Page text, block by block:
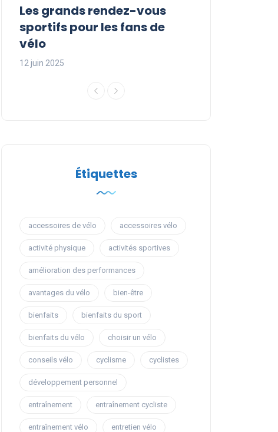
Les grands rendez-vous
sportifs pour les fans de
vélo
12 juin 2025
Étiquettes
accessoires de vélo accessoires vélo
activité physique activités sportives
amélioration des performances
avantages du vélo bien-être
bienfaits bienfaits du sport
bienfaits du vélo choisir un vélo
conseils vélo cyclisme cyclistes
développement personnel
entraînement entraînement cycliste
entraînement vélo entretien vélo